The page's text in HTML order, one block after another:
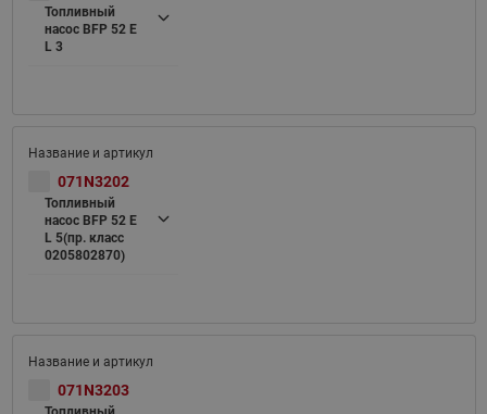
Топливный
насос BFP 52 E
L 3
071N3202
Топливный
насос BFP 52 E
L 5(пр. класс
0205802870)
071N3203